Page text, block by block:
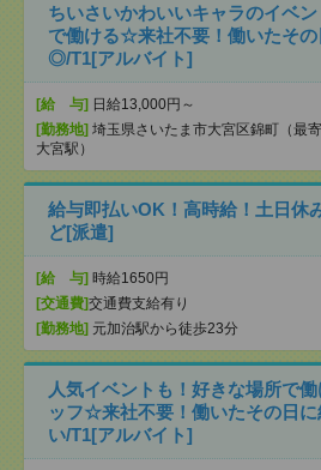
ちいさいかわいいキャラのイベ
で働ける☆来社不要！働いたその
◎/T1[アルバイト]
[給 与] 日給13,000円～
[勤務地] 埼玉県さいたま市大宮区錦町（最寄
大宮駅）
給与即払いOK！高時給！土日休
ど[派遣]
[給 与] 時給1650円
[交通費]交通費支給有り
[勤務地] 元加治駅から徒歩23分
人気イベントも！好きな場所で
ッフ☆来社不要！働いたその日
い/T1[アルバイト]